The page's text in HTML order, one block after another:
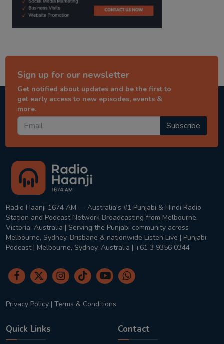
Sign up for our newsletter
Get notified about updates and be the first to
get early access to new episodes, events &
more.
Subscribe
Radio Haanji 1674 AM — Australia's #1 Punjabi & Hindi Radio
Station and Podcast Network Broadcasting from Melbourne,
Victoria, Australia | Serving the Punjabi community across
Melbourne, Sydney, Brisbane & nationwide Listen Live | Punjabi
Podcast | Melbourne, Sydney, Australia | +61 3 9356 0344
Privacy Policy | Terms & Conditions
Quick Links Contact